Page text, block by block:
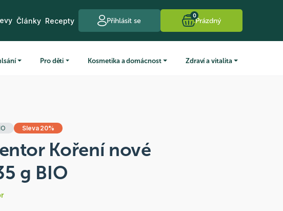
Články Recepty Přihlásit se
0
Prázdný
Pro děti Kosmetika a domácnost Zdraví a vitalita
Sleva 20%
Koření nové
g BIO